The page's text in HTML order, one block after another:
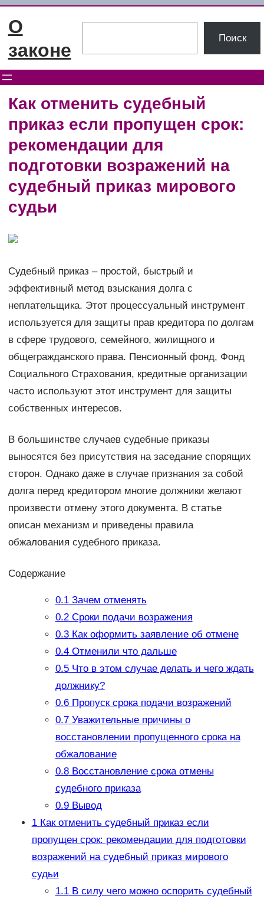
Перейти
О
законе
Поиск
Как отменить судебный
приказ если пропущен срок:
рекомендации для
подготовки возражений на
судебный приказ мирового
судьи
Судебный приказ – простой, быстрый и
эффективный метод взыскания долга с
неплательщика. Этот процессуальный инструмент
используется для защиты прав кредитора по долгам
в сфере трудового, семейного, жилищного и
общегражданского права. Пенсионный фонд, Фонд
Социального Страхования, кредитные организации
часто используют этот инструмент для защиты
собственных интересов.
В большинстве случаев судебные приказы
выносятся без присутствия на заседание спорящих
сторон. Однако даже в случае признания за собой
долга перед кредитором многие должники желают
произвести отмену этого документа. В статье
описан механизм и приведены правила
обжалования судебного приказа.
Содержание
0.1Зачем отменять
0.2Сроки подачи возражения
0.3Как оформить заявление об отмене
0.4Отменили что дальше
0.5Что в этом случае делать и чего ждать
должнику?
0.6Пропуск срока подачи возражений
0.7Уважительные причины о
восстановлении пропущенного срока на
обжалование
0.8Восстановление срока отмены
судебного приказа
0.9Вывод
1Как отменить судебный приказ если
пропущен срок: рекомендации для подготовки
возражений на судебный приказ мирового
судьи
1.1В силу чего можно оспорить судебный